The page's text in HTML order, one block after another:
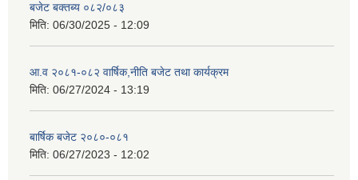
बजेट बक्तब्य ०८२/०८३
मिति: 06/30/2025 - 12:09
आ.व २०८१-०८२ वार्षिक,नीति बजेट तथा कार्यक्रम
मिति: 06/27/2024 - 13:19
बार्षिक बजेट २०८०-०८१
मिति: 06/27/2023 - 12:02